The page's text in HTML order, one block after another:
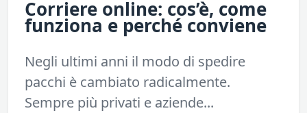
Corriere online: cos’è, come
funziona e perché conviene
Negli ultimi anni il modo di spedire
pacchi è cambiato radicalmente.
Sempre più privati e aziende...